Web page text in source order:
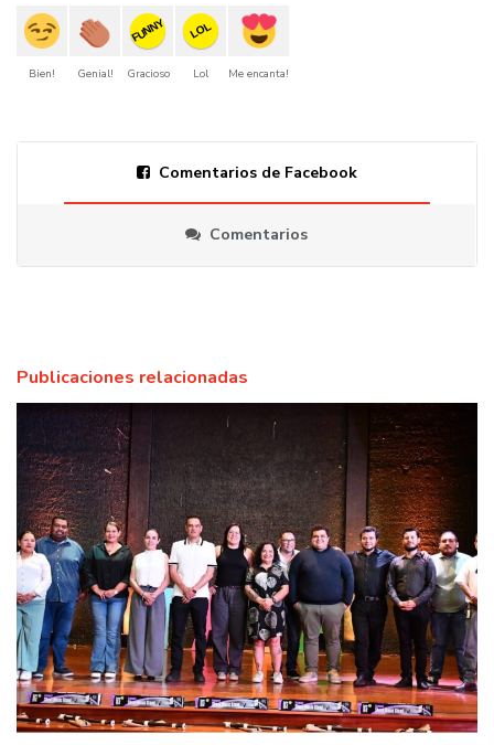
Bien! Genial!
FUNNY
Gracioso
LOL
Lol Me encanta!
Comentarios de Facebook
Comentarios
Publicaciones relacionadas